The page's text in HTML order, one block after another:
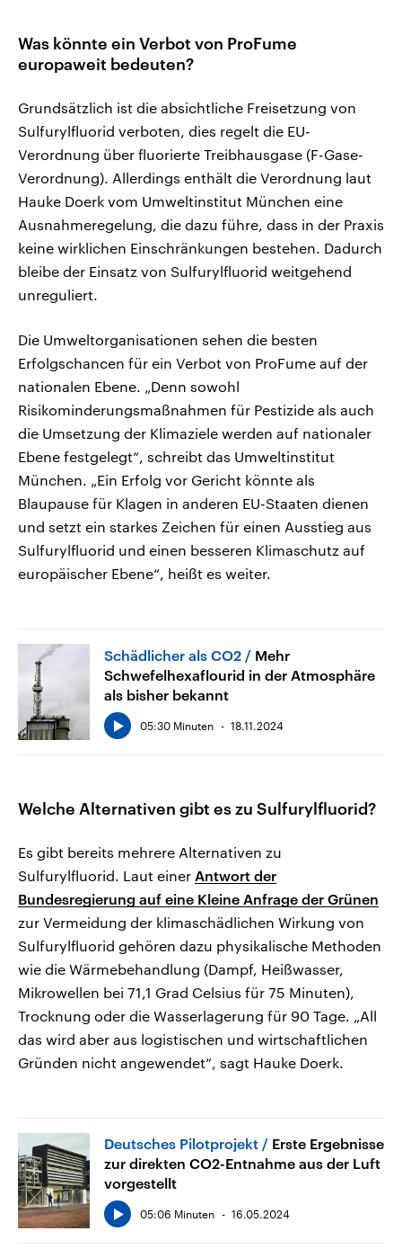
Was könnte ein Verbot von ProFume
europaweit bedeuten?
Grundsätzlich ist die absichtliche Freisetzung von
Sulfurylfluorid verboten, dies regelt die EU-
Verordnung über fluorierte Treibhausgase (F-Gase-
Verordnung). Allerdings enthält die Verordnung laut
Hauke Doerk vom Umweltinstitut München eine
Ausnahmeregelung, die dazu führe, dass in der Praxis
keine wirklichen Einschränkungen bestehen. Dadurch
bleibe der Einsatz von Sulfurylfluorid weitgehend
unreguliert.
Die Umweltorganisationen sehen die besten
Erfolgschancen für ein Verbot von ProFume auf der
nationalen Ebene. „Denn sowohl
Risikominderungsmaßnahmen für Pestizide als auch
die Umsetzung der Klimaziele werden auf nationaler
Ebene festgelegt“, schreibt das Umweltinstitut
München. „Ein Erfolg vor Gericht könnte als
Blaupause für Klagen in anderen EU-Staaten dienen
und setzt ein starkes Zeichen für einen Ausstieg aus
Sulfurylfluorid und einen besseren Klimaschutz auf
europäischer Ebene“, heißt es weiter.
Schädlicher als CO2
Mehr
Schwefelhexaflourid in der Atmosphäre
als bisher bekannt
05:30 Minuten 18.11.2024
Welche Alternativen gibt es zu Sulfurylfluorid?
Es gibt bereits mehrere Alternativen zu
Sulfurylfluorid. Laut einer Antwort der
Bundesregierung auf eine Kleine Anfrage der Grünen
zur Vermeidung der klimaschädlichen Wirkung von
Sulfurylfluorid gehören dazu physikalische Methoden
wie die Wärmebehandlung (Dampf, Heißwasser,
Mikrowellen bei 71,1 Grad Celsius für 75 Minuten),
Trocknung oder die Wasserlagerung für 90 Tage. „All
das wird aber aus logistischen und wirtschaftlichen
Gründen nicht angewendet“, sagt Hauke Doerk.
Deutsches Pilotprojekt
Erste Ergebnisse
zur direkten CO2-Entnahme aus der Luft
vorgestellt
05:06 Minuten 16.05.2024